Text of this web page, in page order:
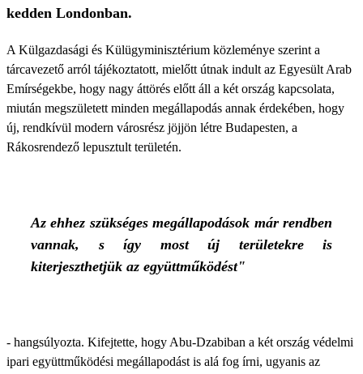
kedden Londonban.
A Külgazdasági és Külügyminisztérium közleménye szerint a
tárcavezető arról tájékoztatott, mielőtt útnak indult az Egyesült Arab
Emírségekbe, hogy nagy áttörés előtt áll a két ország kapcsolata,
miután megszületett minden megállapodás annak érdekében, hogy
új, rendkívül modern városrész jöjjön létre Budapesten, a
Rákosrendező lepusztult területén.
Az ehhez szükséges megállapodások már rendben
vannak, s így most új területekre is
kiterjeszthetjük az együttműködést"
- hangsúlyozta. Kifejtette, hogy Abu-Dzabiban a két ország védelmi
ipari együttműködési megállapodást is alá fog írni, ugyanis az